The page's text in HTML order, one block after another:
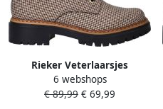
Rieker Veterlaarsjes
Veterboots herfstlaarzen
profielzool blokhak in pepita-
6 webshops
€ 89,99 € 69,99